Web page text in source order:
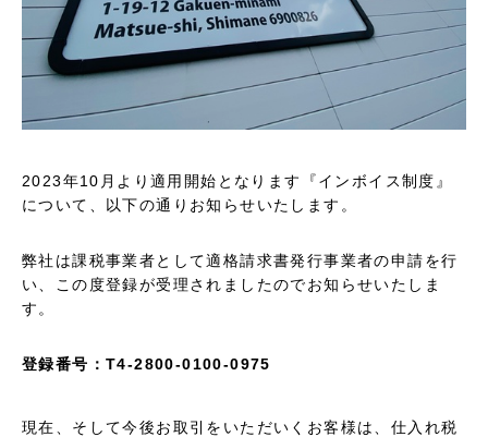
2023年10月より適用開始となります『インボイス制度』
について、以下の通りお知らせいたします。
弊社は課税事業者として適格請求書発行事業者の申請を行
い、この度登録が受理されましたのでお知らせいたしま
す。
登録番号：T4-2800-0100-0975
現在、そして今後お取引をいただいくお客様は、仕入れ税